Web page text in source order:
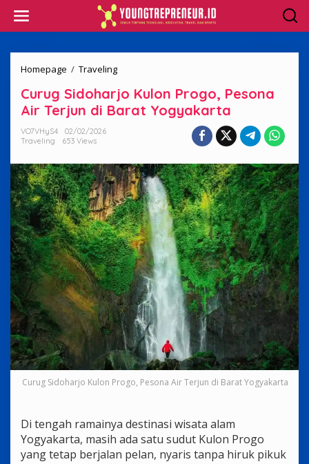
content
Homepage / TravelingCurug
Kulon
Progo,
Pesona
Barat
Yogyakarta
Curug Sidoharjo Kulon Progo, Pesona
Air Terjun di Barat Yogyakarta
VO7VHyS4
02/02/2026
Traveling
653 Views
Curug Sidoharjo Kulon Progo, Pesona Air Terjun di Barat Yogyakarta
Di tengah ramainya destinasi wisata alam
Yogyakarta, masih ada satu sudut Kulon Progo
yang tetap berjalan pelan, nyaris tanpa hiruk pikuk